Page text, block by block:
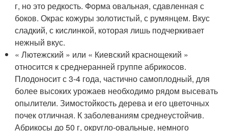
г, но это редкость. Форма овальная, сдавленная с
боков. Окрас кожуры золотистый, с румянцем. Вкус
сладкий, с кислинкой, которая лишь подчеркивает
нежный вкус.
« Лютежский » или « Киевский краснощекий »
относится к среднеранней группе абрикосов.
Плодоносит с 3-4 года, частично самоплодный, для
более высоких урожаев необходимо рядом высевать
опылители. Зимостойкость дерева и его цветочных
почек отличная. К заболеваниям среднеустойчив.
Абрикосы до 50 г, округло-овальные, немного